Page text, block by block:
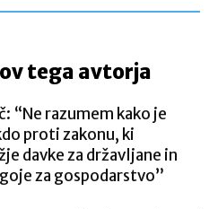
tega avtorja
“Ne razumem kako je
proti zakonu, ki
davke za državljane in
za gospodarstvo”